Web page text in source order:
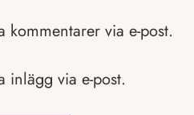
via e-post.
inlägg via e-post.